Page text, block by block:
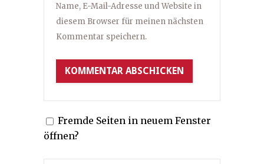
Name, E-Mail-Adresse und Website in
diesem Browser für meinen nächsten
Kommentar speichern.
Fremde Seiten in neuem Fenster
öffnen?